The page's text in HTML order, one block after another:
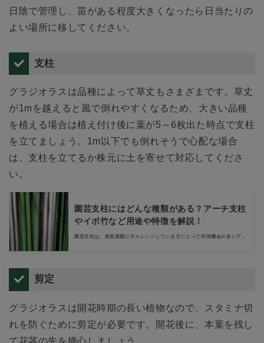
日陰で管理し、苗がある程度大きくなったら日当たりの
よい場所に移してください。
支柱
グラジオラスは品種によって草丈もさまざまです。草丈
が1mを越えると風で倒れやすくなるため、大きい品種
を植える場合は植え付け後に葉が5～6枚出た時点で支柱
を立てましょう。1m以下でも倒れそうで心配な場合
は、支柱を立てるか株元に土を寄せて対応してくださ
い。
園芸支柱にはどんな種類がある？アーチ支柱
やイボ竹など用途や特徴を解説！
園芸支柱は、家庭菜園にチャレンジしている方にとって利用機会の多いアイ
剪定
グラジオラスは開花時期の長い植物なので、スタミナ切
れを防ぐために剪定が必要です。開花後に、本葉を残し
て花茎の先を摘心しましょう。